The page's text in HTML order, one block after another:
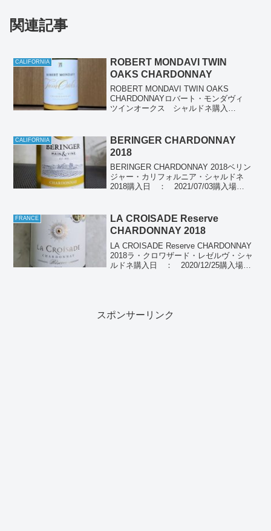
関連記事
CALIFORNIA
ROBERT MONDAVI TWIN
OAKS CHARDONNAY
ROBERT MONDAVI TWIN OAKS
CHARDONNAYロバート・モンダヴィ
ツインオークス シャルドネ購入
2023/02/18産地 ： アメリカ カリフ
ォルニ...
CALIFORNIA
BERINGER CHARDONNAY
2018
BERINGER CHARDONNAY 2018ベリン
ジャー・カリフォルニア・シャルドネ
2018購入日 ： 2021/07/03購入場
地 ： CALIFOR...
FRANCE
LA CROISADE Reserve
CHARDONNAY 2018
LA CROISADE Reserve CHARDONNAY
2018ラ・クロワザード・レゼルヴ・シャ
ルドネ購入日 ： 2020/12/25購入場
スポンサーリンク